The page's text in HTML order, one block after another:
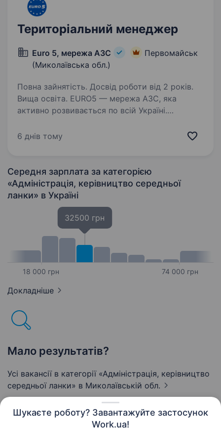
Шукаєте роботу? Завантажуйте застосунок
Work.ua!
Територіальний менеджер
Euro 5, мережа АЗС
Первомайськ
(Миколаївська обл.)
Повна зайнятість. Досвід роботи від 2 років.
Вища освіта. EURO5 — мережа АЗС, яка
активно розвивається по всій Україні.
під контроль роботу станції у Південному
6 днів тому
Середня зарплата за категорією
«Адмiнiстрацiя, керівництво середньої
ланки» в Україні
18 000 грн
32500 грн
74 000 грн
Докладніше
Мало результатів?
Усі вакансії в категорії «Адмiнiстрацiя, керівництво
середньої ланки» в Миколаївській обл.